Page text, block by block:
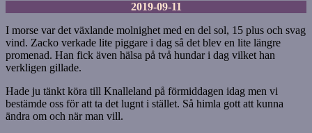
2019-09-11
I morse var det växlande molnighet med en del sol, 15 plus och svag
vind. Zacko verkade lite piggare i dag så det blev en lite längre
promenad. Han fick även hälsa på två hundar i dag vilket han
verkligen gillade.
Hade ju tänkt köra till Knalleland på förmiddagen idag men vi
bestämde oss för att ta det lugnt i stället. Så himla gott att kunna
ändra om och när man vill.